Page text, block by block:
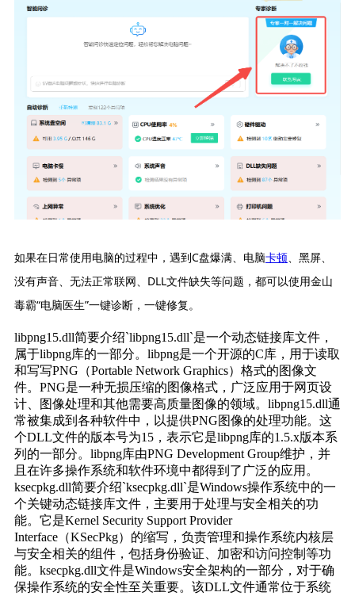
如果在日常使用电脑的过程中，遇到C盘爆满、电脑卡顿、黑屏、
没有声音、无法正常联网、DLL文件缺失等问题，都可以使用金山
毒霸“电脑医生”一键诊断，一键修复。
libpng15.dll简要介绍`libpng15.dll`是一个动态链接库文件，
属于libpng库的一部分。libpng是一个开源的C库，用于读取
和写写PNG（Portable Network Graphics）格式的图像文
件。PNG是一种无损压缩的图像格式，广泛应用于网页设
计、图像处理和其他需要高质量图像的领域。libpng15.dll通
常被集成到各种软件中，以提供PNG图像的处理功能。这
个DLL文件的版本号为15，表示它是libpng库的1.5.x版本系
列的一部分。libpng库由PNG Development Group维护，并
且在许多操作系统和软件环境中都得到了广泛的应用。
ksecpkg.dll简要介绍`ksecpkg.dll`是Windows操作系统中的一
个关键动态链接库文件，主要用于处理与安全相关的功
能。它是Kernel Security Support Provider
Interface（KSecPkg）的缩写，负责管理和操作系统内核层
与安全相关的组件，包括身份验证、加密和访问控制等功
能。ksecpkg.dll文件是Windows安全架构的一部分，对于确
保操作系统的安全性至关重要。该DLL文件通常位于系统